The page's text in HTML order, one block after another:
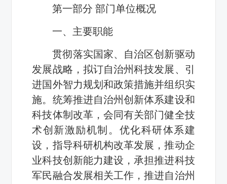
第一部分 部门单位概况
一、主要职能
贯彻落实国家、自治区创新驱动
发展战略，拟订自治州科技发展、引
进国外智力规划和政策措施并组织实
施。统筹推进自治州创新体系建设和
科技体制改革，会同有关部门健全技
术创新激励机制。优化科研体系建
设，指导科研机构改革发展，推动企
业科技创新能力建设，承担推进科技
军民融合发展相关工作，推进自治州